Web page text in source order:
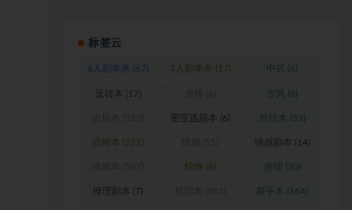
标签云
6人剧本杀 (67) 7人剧本杀 (17) 中式 (6)
反转本 (17) 古风 (6)
密室逃脱本 (6) 对抗本 (33)
恐怖本 (221) 情感剧本 (14)
惊悚 (8) 推理 (30)
推理剧本 (7) 新手本 (164)